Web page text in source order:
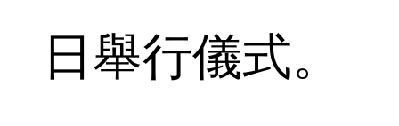
日舉行儀式。